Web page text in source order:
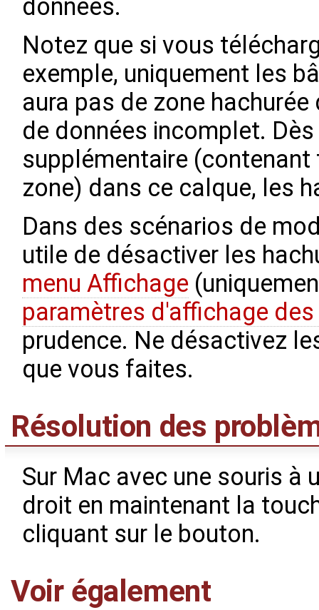
données.
Notez que si vous
exemple, uniquement les
aura pas de zone
de données incomplet.
supplémentaire
zone) dans ce calque, les
Dans des scénarios de
utile de désactiver les
menu Affichage
paramètres d'affichage
prudence. Ne désactivez
que vous faites.
Résolution des
Sur Mac avec une souris à
droit en maintenant la
cliquant sur le bouton.
Voir également